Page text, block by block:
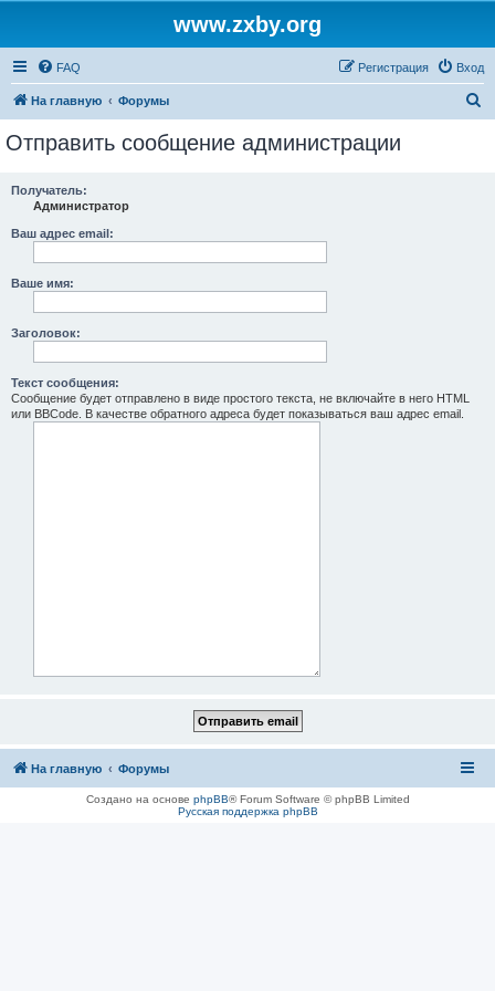
www.zxby.org
FAQ Вход
Регистрация
На главную Форумы
Отправить сообщение администрации
Получатель:
Администратор
Ваш адрес email:
Ваше имя:
Заголовок:
Текст сообщения:
Сообщение будет отправлено в виде простого текста, не включайте в него HTML
или BBCode. В качестве обратного адреса будет показываться ваш адрес email.
На главную Форумы
Создано на основе phpBB® Forum Software © phpBB Limited
Русская поддержка phpBB